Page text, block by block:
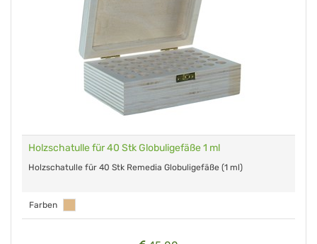
Holzschatulle für 40 Stk Globuligefäße 1 ml
Holzschatulle für 40 Stk Remedia Globuligefäße (1 ml)
Farben